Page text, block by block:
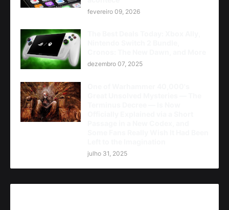
fevereiro 09, 2026
dezembro 07, 2025
julho 31, 2025